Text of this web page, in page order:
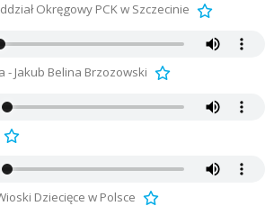
Okręgowy PCK w Szczecinie
- Jakub Belina Brzozowski
Dziecięce w Polsce